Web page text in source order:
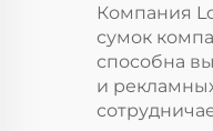
Компания
сумок
способна
и